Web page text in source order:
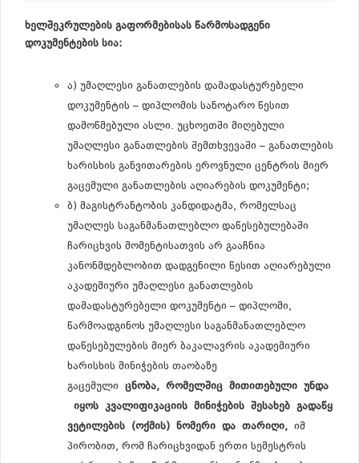
ხელშეკრულების გაფორმებისას წარმოსადგენი
დოკუმენტების სია:
ა) უმაღლესი განათლების დამადასტურებელი
დოკუმენტის – დიპლომის სანოტარო წესით
დამოწმებული ასლი. უცხოეთში მიღებული
უმაღლესი განათლების შემთხვევაში – განათლების
ხარისხის განვითარების ეროვნული ცენტრის მიერ
გაცემული განათლების აღიარების დოკუმენტი;
ბ) მაგისტრანტობის კანდიდატმა, რომელსაც
უმაღლეს საგანმანათლებლო დაწესებულებაში
ჩარიცხვის მომენტისათვის არ გააჩნია
კანონმდებლობით დადგენილი წესით აღიარებული
აკადემიური უმაღლესი განათლების
დამადასტურებელი დოკუმენტი – დიპლომი,
წარმოადგინოს უმაღლესი საგანმანათლებლო
დაწესებულების მიერ ბაკალავრის აკადემიური
ხარისხის მინიჭების თაობაზე
გაცემული ცნობა, რომელშიც მითითებული უნდა
იყოს კვალიფიკაციის მინიჭების შესახებ გადაწყ
ვეტილების (ოქმის) ნომერი და თარიღი, იმ
პირობით, რომ ჩარიცხვიდან ერთი სემესტრის